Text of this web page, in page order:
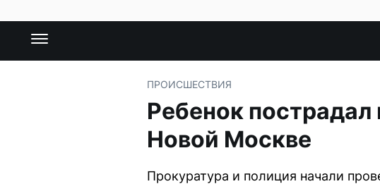
ПРОИСШЕСТВИЯ
Ребенок
Новой Москве
Прокуратура и полиция начали